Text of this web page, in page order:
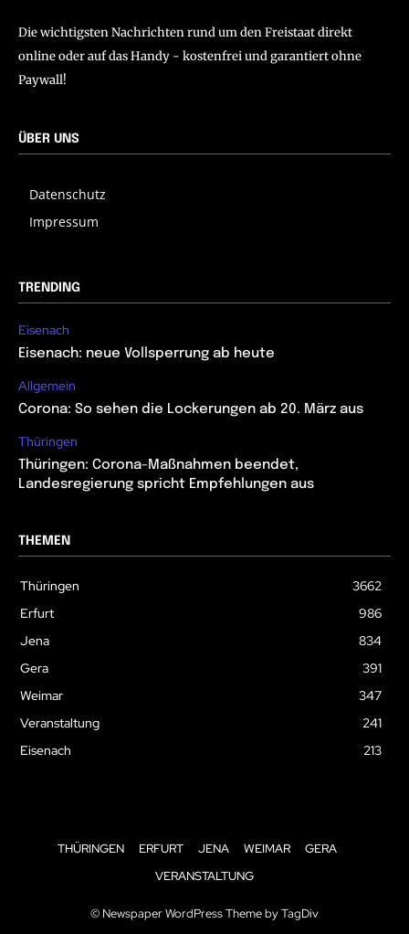
Die wichtigsten Nachrichten rund um den Freistaat direkt
online oder auf das Handy - kostenfrei und garantiert ohne
Paywall!
ÜBER UNS
Datenschutz
Impressum
TRENDING
Eisenach
Eisenach: neue Vollsperrung ab heute
Allgemein
Corona: So sehen die Lockerungen ab 20. März aus
Thüringen
Thüringen: Corona-Maßnahmen beendet,
Landesregierung spricht Empfehlungen aus
THEMEN
Thüringen
3662
Erfurt
986
Jena
834
Gera
391
Weimar
347
Veranstaltung
241
Eisenach
213
THÜRINGEN ERFURT JENA WEIMAR
GERA
VERANSTALTUNG
© Newspaper WordPress Theme by TagDiv